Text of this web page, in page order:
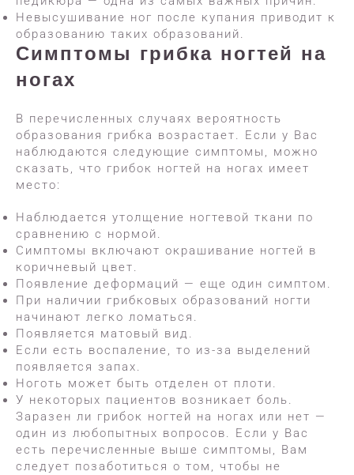
Невысушивание ног после купания приводит к
образованию таких образований.
Симптомы грибка ногтей на
ногах
В перечисленных случаях вероятность
образования грибка возрастает. Если у Вас
наблюдаются следующие симптомы, можно
сказать, что грибок ногтей на ногах имеет
место:
Наблюдается утолщение ногтевой ткани по
сравнению с нормой.
Симптомы включают окрашивание ногтей в
коричневый цвет.
Появление деформаций — еще один симптом.
При наличии грибковых образований ногти
начинают легко ломаться.
Появляется матовый вид.
Если есть воспаление, то из-за выделений
появляется запах.
Ноготь может быть отделен от плоти.
У некоторых пациентов возникает боль.
Заразен ли грибок ногтей на ногах или нет —
один из любопытных вопросов. Если у Вас
есть перечисленные выше симптомы, Вам
следует позаботиться о том, чтобы не